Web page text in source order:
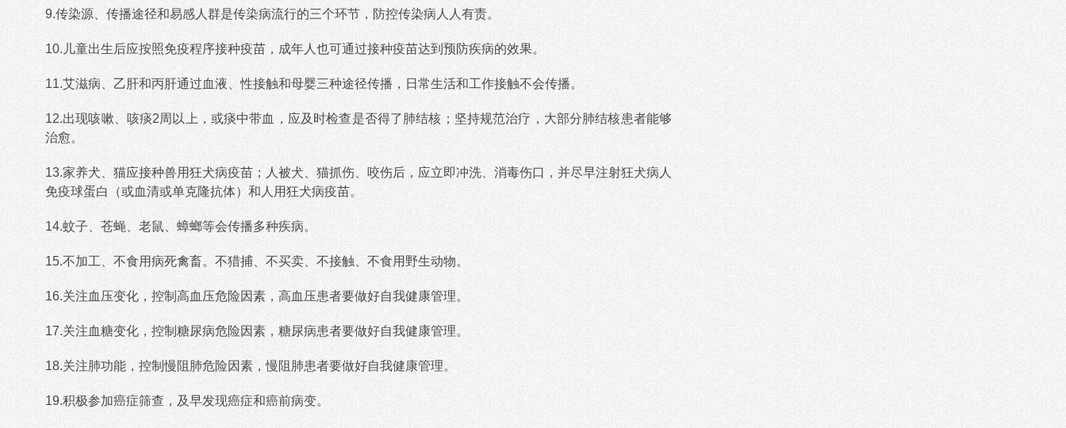
9.传染源、传播途径和易感人群是传染病流行的三个环节，防控传染病人人有责。
10.儿童出生后应按照免疫程序接种疫苗，成年人也可通过接种疫苗达到预防疾病的效果。
11.艾滋病、乙肝和丙肝通过血液、性接触和母婴三种途径传播，日常生活和工作接触不会传播。
12.出现咳嗽、咳痰2周以上，或痰中带血，应及时检查是否得了肺结核；坚持规范治疗，大部分肺结核患者能够
治愈。
13.家养犬、猫应接种兽用狂犬病疫苗；人被犬、猫抓伤、咬伤后，应立即冲洗、消毒伤口，并尽早注射狂犬病人
免疫球蛋白（或血清或单克隆抗体）和人用狂犬病疫苗。
14.蚊子、苍蝇、老鼠、蟑螂等会传播多种疾病。
15.不加工、不食用病死禽畜。不猎捕、不买卖、不接触、不食用野生动物。
16.关注血压变化，控制高血压危险因素，高血压患者要做好自我健康管理。
17.关注血糖变化，控制糖尿病危险因素，糖尿病患者要做好自我健康管理。
18.关注肺功能，控制慢阻肺危险因素，慢阻肺患者要做好自我健康管理。
19.积极参加癌症筛查，及早发现癌症和癌前病变。